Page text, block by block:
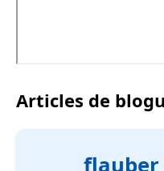
Articles de
flauber